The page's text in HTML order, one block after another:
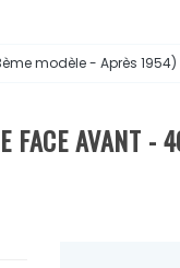
modèle - Après 1954)
FACE AVANT -